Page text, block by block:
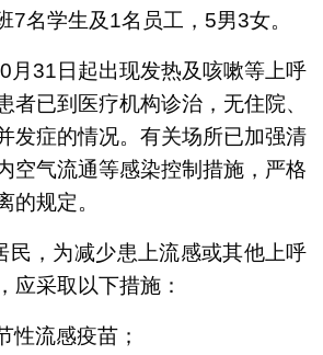
7名学生及1名员工，5男3女。
月31日起出现发热及咳嗽等上呼
者已到医疗机构诊治，无住院、
发症的情况。有关场所已加强清
空气流通等感染控制措施，严格
的规定。
民，为减少患上流感或其他上呼
应采取以下措施：
性流感疫苗；